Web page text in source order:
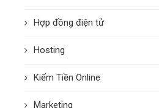
Hợp đồng điện tử
Hosting
Kiếm Tiền Online
Marketing